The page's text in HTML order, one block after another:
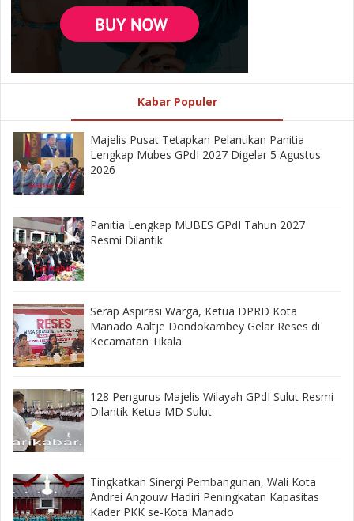
Kabar Populer
Majelis Pusat Tetapkan Pelantikan Panitia
Lengkap Mubes GPdI 2027 Digelar 5 Agustus
2026
Panitia Lengkap MUBES GPdI Tahun 2027
Resmi Dilantik
‎Serap Aspirasi Warga, Ketua DPRD Kota
Manado Aaltje Dondokambey Gelar Reses di
Kecamatan Tikala ‎
128 Pengurus Majelis Wilayah GPdI Sulut Resmi
Dilantik Ketua MD Sulut
‎Tingkatkan Sinergi Pembangunan, Wali Kota
Andrei Angouw Hadiri Peningkatan Kapasitas
Kader PKK se-Kota Manado